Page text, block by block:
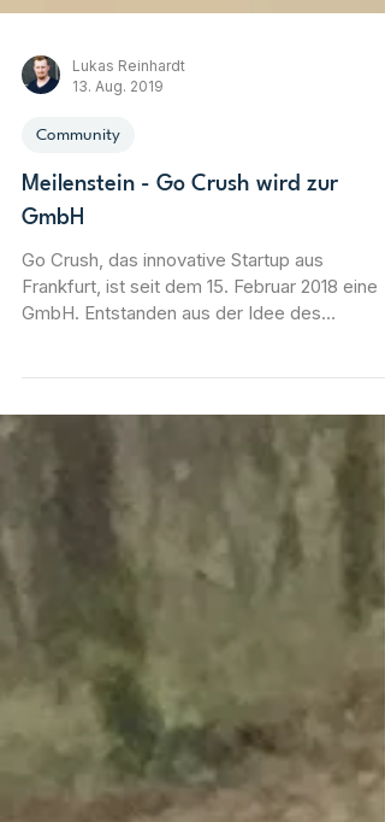
13. Aug. 2019
Community
Meilenstein - Go Crush wird zur
GmbH
Go Crush, das innovative Startup aus
Mitgründers Lukas das bei konventionellen
Dating-Apps viel zu viel geschrieben wird, ist
dieses drei Mann Unternehmen noch kein
alt und hat gestern die Kapitalerhöhung zur
GmbH gemacht, um dann in 2 Wochen die
Finanzierungsrunde mit Business Angel
Investoren abzuschließen. Dabei fing es im
März 2017 ganz klein an; Lukas fand mit Kai